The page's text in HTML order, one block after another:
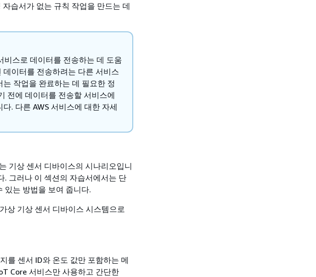
습서가 없는 규칙 작업을 만드는 데
비스로 데이터를 전송하는 데 도움
이터를 전송하려는 다른 서비스
작업을 완료하는 데 필요한 정
전에 데이터를 전송할 서비스에
. 다른 AWS 서비스에 대한 자세
기상 센서 디바이스의 시나리오입니
. 그러나 이 섹션의 자습서에서는 단
있는 방법을 보여 줍니다.
상 기상 센서 디바이스 시스템으로
를 센서 ID와 온도 값만 포함하는 메
Core 서비스만 사용하고 간단한